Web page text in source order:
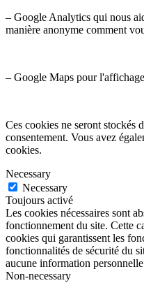
– Google Analytics qui nous
manière anonyme comment
– Google Maps pour
Ces cookies ne seront stockés
consentement. Vous avez
cookies.
Necessary
Necessary
Toujours activé
Les cookies nécessaires sont
fonctionnement du site. Cette
cookies qui garantissent les
fonctionnalités de sécurité du
aucune information
Non-necessary